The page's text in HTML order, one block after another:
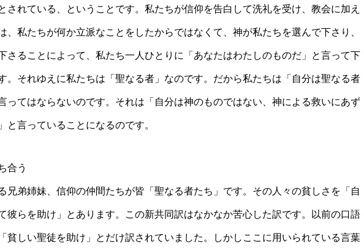
されている、ということです。私たちが信仰を告白して洗礼を受け、教会に加え
、私たちが何か立派なことをしたからではなくて、神が私たちを選んで下さり、
さることによって、私たち一人ひとりに「あなたはわたしのものだ」と言って下
。それゆえに私たちは「聖なる者」なのです。だから私たちは「自分は聖なる者
ってはならないのです。それは「自分は神のものではない、神による救いにあず
と言っていることになるのです。
合う
兄弟姉妹、信仰の仲間たちが皆「聖なる者たち」です。その人々の貧しさを「自
彼らを助け」とあります。この新共同訳はなかなか苦心した訳です。以前の口語
貧しい聖徒を助け」とだけ訳されていました。しかしここに用いられている言葉